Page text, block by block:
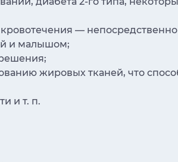
—
и малышом;
жировых тканей, что
и т. п.